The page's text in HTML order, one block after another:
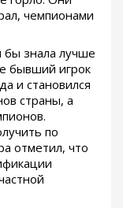
чемпионами
знала лучше
бывший игрок
и становился
страны, а
по
отметил, что